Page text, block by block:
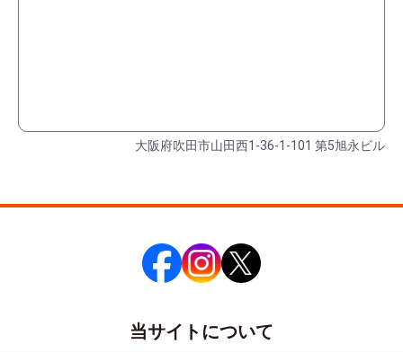
大阪府吹田市山田西1-36-1-101 第5旭永ビル
当サイトについて